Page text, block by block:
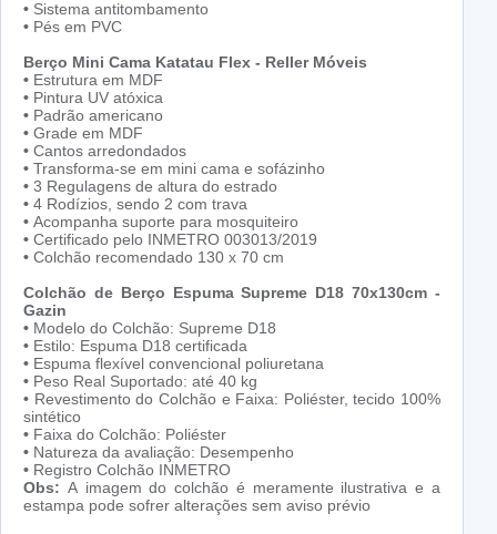
• Sistema antitombamento
• Pés em PVC
Berço Mini Cama Katatau Flex - Reller Móveis
• Estrutura em MDF
• Pintura UV atóxica
• Padrão americano
• Grade em MDF
• Cantos arredondados
• Transforma-se em mini cama e sofázinho
• 3 Regulagens de altura do estrado
• 4 Rodízios, sendo 2 com trava
• Acompanha suporte para mosquiteiro
• Certificado pelo INMETRO 003013/2019
• Colchão recomendado 130 x 70 cm
Colchão de Berço Espuma Supreme D18 70x130cm -
Gazin
• Modelo do Colchão: Supreme D18
• Estilo: Espuma D18 certificada
• Espuma flexível convencional poliuretana
• Peso Real Suportado: até 40 kg
• Revestimento do Colchão e Faixa: Poliéster, tecido 100%
sintético
• Faixa do Colchão: Poliéster
• Natureza da avaliação: Desempenho
• Registro Colchão INMETRO
Obs: A imagem do colchão é meramente ilustrativa e a
estampa pode sofrer alterações sem aviso prévio